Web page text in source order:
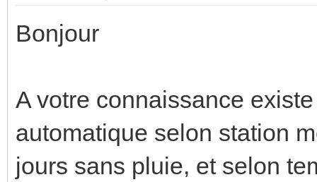
Bonjour
A votre connaissance
automatique selon station
jours sans pluie, et selon